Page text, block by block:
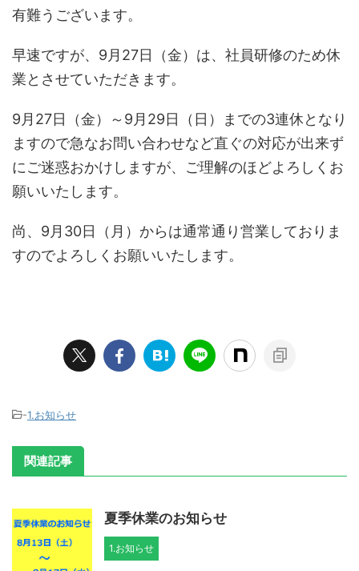
有難うございます。
早速ですが、9月27日（金）は、社員研修のため休
業とさせていただきます。
9月27日（金）～9月29日（日）までの3連休となり
ますので急なお問い合わせなど直ぐの対応が出来ず
にご迷惑おかけしますが、ご理解のほどよろしくお
願いいたします。
尚、9月30日（月）からは通常通り営業しておりま
すのでよろしくお願いいたします。
-1.お知らせ
関連記事
夏季休業のお知らせ
1.お知らせ